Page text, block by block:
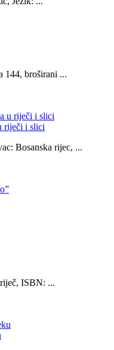
144, broširani ...
riječi i slici
Bosanska rijec, ...
ISBN: ...